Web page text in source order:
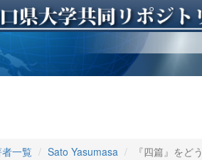
一覧 Sato Yasumasa 『四篇』をど